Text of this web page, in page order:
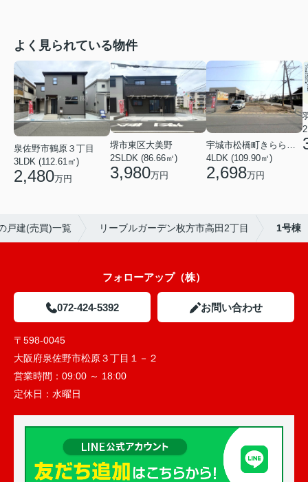
よく見られている物件
泉佐野市鶴原３丁目
3LDK (112.61㎡)
2,480万円
堺市東区大美野
2SLDK (86.66㎡)
3,980万円
宇城市松橋町きらら３丁目
4LDK (109.90㎡)
2,698万円
戸建(売買)一覧 リーブルガーデン枚方市高田2丁目 1号棟
フォローアップ（株）
072-424-5392 お問い合わせ
〒598-0045
大阪府泉佐野市松原３丁目１－２
営業時間： 09:00 ～ 18:00
定休日： 水曜日